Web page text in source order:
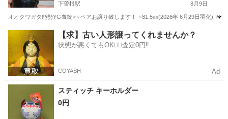
下曽根駅 8月9日
オオクワガタ能勢YG血統♂♀ペアお譲り致します！ ♂81.5㎜(2026年 6月29日羽化)
下曽根駅 その他 能勢
【求】古い人形譲ってくれませんか？
状態が悪くてもOK🙆‍♀️査定0円‼️
COYASH Ad
スティッチ キーホルダー
0円